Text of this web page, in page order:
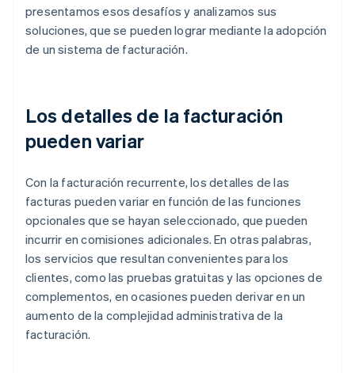
presentamos esos desafíos y analizamos sus
soluciones, que se pueden lograr mediante la adopción
de un sistema de facturación.
Los detalles de la facturación
pueden variar
Con la facturación recurrente, los detalles de las
facturas pueden variar en función de las funciones
opcionales que se hayan seleccionado, que pueden
incurrir en comisiones adicionales. En otras palabras,
los servicios que resultan convenientes para los
clientes, como las pruebas gratuitas y las opciones de
complementos, en ocasiones pueden derivar en un
aumento de la complejidad administrativa de la
facturación.